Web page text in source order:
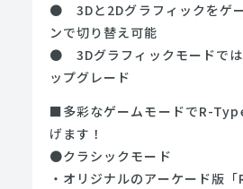
● 3Dと2Dグラフィックをゲ
ンで切り替え可能
● 3Dグラフィックモードでは
ップグレード
■多彩なゲームモードでR-
げます！
●クラシックモード
・オリジナルのアーケード版